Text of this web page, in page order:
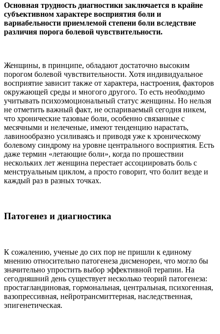
Основная трудность диагностики заключается в крайне
субъективном характере восприятия боли и
вариабельности приемлемой степени боли вследствие
различия порога болевой чувствительности.
Женщины, в принципе, обладают достаточно высоким
порогом болевой чувствительности. Хотя индивидуальное
восприятие зависит также от характера, настроения, факторов
окружающей среды и многого другого. То есть необходимо
учитывать психоэмоциональный статус женщины. Но нельзя
не отметить важный факт, не оспариваемый сегодня никем,
что хронические тазовые боли, особенно связанные с
месячными и нелеченые, имеют тенденцию нарастать,
лавинообразно усиливаясь и приводя уже к хроническому
болевому синдрому на уровне центрального восприятия. Есть
даже термин «летающие боли», когда по прошествии
нескольких лет женщина перестает ассоциировать боль с
менструальным циклом, а просто говорит, что болит везде и
каждый раз в разных точках.
Патогенез и диагностика
К сожалению, ученые до сих пор не пришли к единому
мнению относительно патогенеза дисменореи, что могло бы
значительно упростить выбор эффективной терапии. На
сегодняшний день существует несколько теорий патогенеза:
простагландиновая, гормональная, центральная, психогенная,
вазопрессивная, нейротрансмиттерная, наследственная,
эпигенетическая.